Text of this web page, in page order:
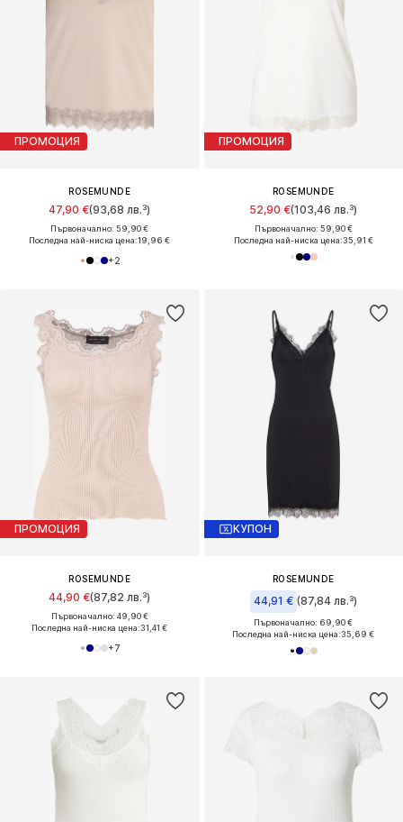
ПРОМОЦИЯ
ROSEMUNDE
47,90 €(93,68 лв.³)
Първоначално: 59,90 €
Последна най-ниска цена:19,96 €
+2
ПРОМОЦИЯ
ROSEMUNDE
52,90 €(103,46 лв.³)
Първоначално: 59,90 €
Последна най-ниска цена:35,91 €
ПРОМОЦИЯ
ROSEMUNDE
44,90 €(87,82 лв.³)
Първоначално: 49,90 €
Последна най-ниска цена:31,41 €
+7
КУПОН
ROSEMUNDE
44,91 € (87,84 лв.³)
Първоначално: 69,90 €
Последна най-ниска цена:35,69 €